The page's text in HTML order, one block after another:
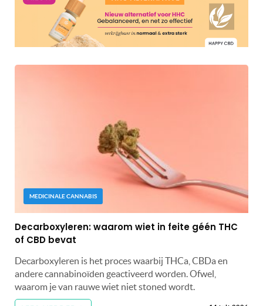
MEDICINALE CANNABIS
Decarboxyleren: waarom wiet in feite géén THC
of CBD bevat
Decarboxyleren is het proces waarbij THCa, CBDa en
andere cannabinoïden geactiveerd worden. Ofwel,
waarom je van rauwe wiet niet stoned wordt.